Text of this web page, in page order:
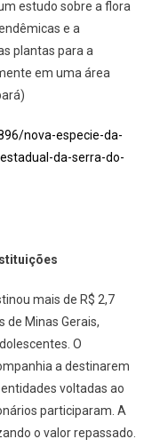
estudo sobre a flora
e a
plantas para a
em uma área
nova-especie-da-
da-serra-do-
mais de R$ 2,7
Minas Gerais,
O
a destinarem
voltadas ao
participaram. A
o valor repassado.